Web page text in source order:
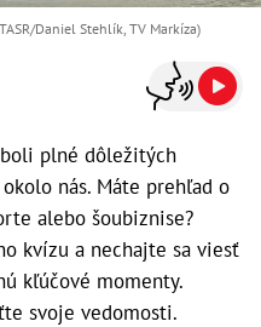
Daniel Stehlík, TV Markíza)
boli plné dôležitých
nás. Máte prehľad o
alebo šoubiznise?
kvízu a nechajte sa viesť
kľúčové momenty.
svoje vedomosti.